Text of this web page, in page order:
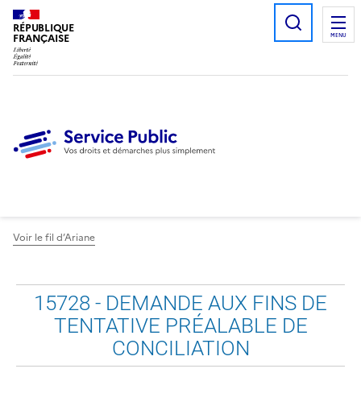
RÉPUBLIQUE
FRANÇAISE
Ouvrir
MENU
Voir le fil d’Ariane
u
15728 - DEMANDE AUX FINS DE
TENTATIVE PRÉALABLE DE
CONCILIATION